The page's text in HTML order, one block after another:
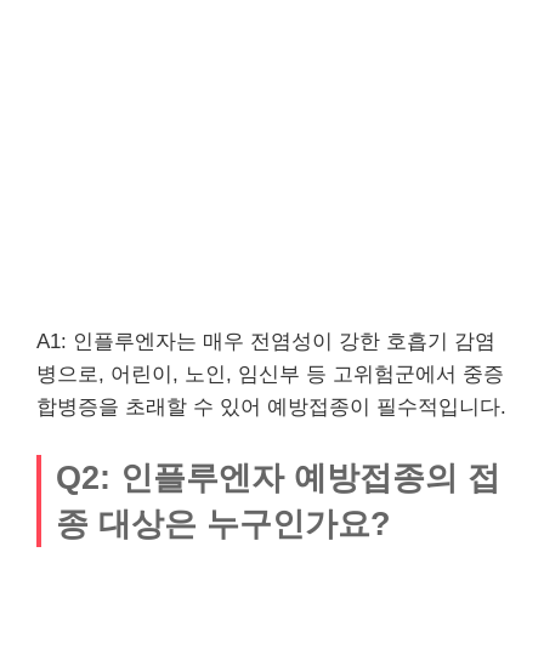
A1: 인플루엔자는 매우 전염성이 강한 호흡기 감염
병으로, 어린이, 노인, 임신부 등 고위험군에서 중증
합병증을 초래할 수 있어 예방접종이 필수적입니다.
Q2: 인플루엔자 예방접종의 접
종 대상은 누구인가요?